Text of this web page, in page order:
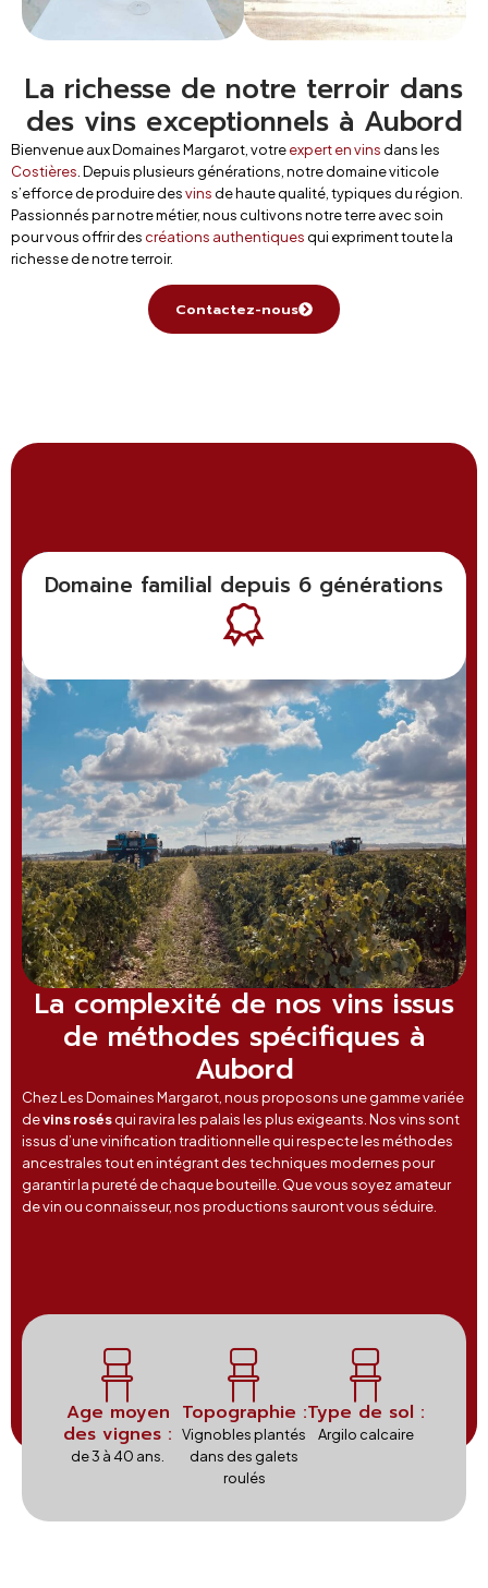
La richesse de notre terroir dans
des vins exceptionnels à Aubord
Bienvenue aux Domaines Margarot, votreexpert en vins dans les
Costières . Depuis plusieurs générations, notre domaine viticole
s’efforce de produire desvins de haute qualité, typiques du région.
Passionnés par notre métier, nous cultivons notre terre avec soin
pour vous offrir des créations authentiques qui expriment toute la
richesse de notre terroir.
Contactez-nous
Domaine familial depuis 6 générations
La complexité de nos vins issus
de méthodes spécifiques à
Aubord
Chez Les Domaines Margarot, nous proposons une gamme variée
devins rosésqui ravira les palais les plus exigeants. Nos vins sont
issus d’une vinification traditionnelle qui respecte les méthodes
ancestrales tout en intégrant des techniques modernes pour
garantir la pureté de chaque bouteille. Que vous soyez amateur
de vin ou connaisseur, nos productions sauront vous séduire.
Age moyen
des vignes :
de 3 à 40 ans.
Topographie :
Vignobles plantés
dans des galets
roulés
Type de sol :
Argilo calcaire